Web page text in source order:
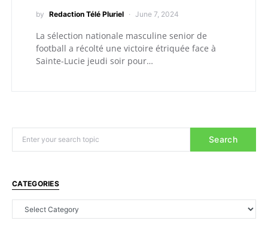
by Redaction Télé Pluriel June 7, 2024
La sélection nationale masculine senior de
football a récolté une victoire étriquée face à
Sainte-Lucie jeudi soir pour…
Search
CATEGORIES